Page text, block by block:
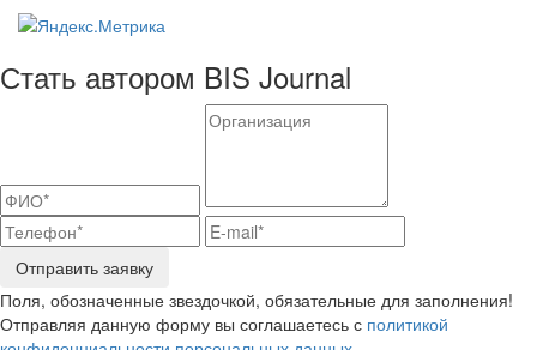
Стать автором BIS Journal
Отправить заявку
Поля, обозначенные звездочкой, обязательные для заполнения!
Отправляя данную форму вы соглашаетесь с политикой